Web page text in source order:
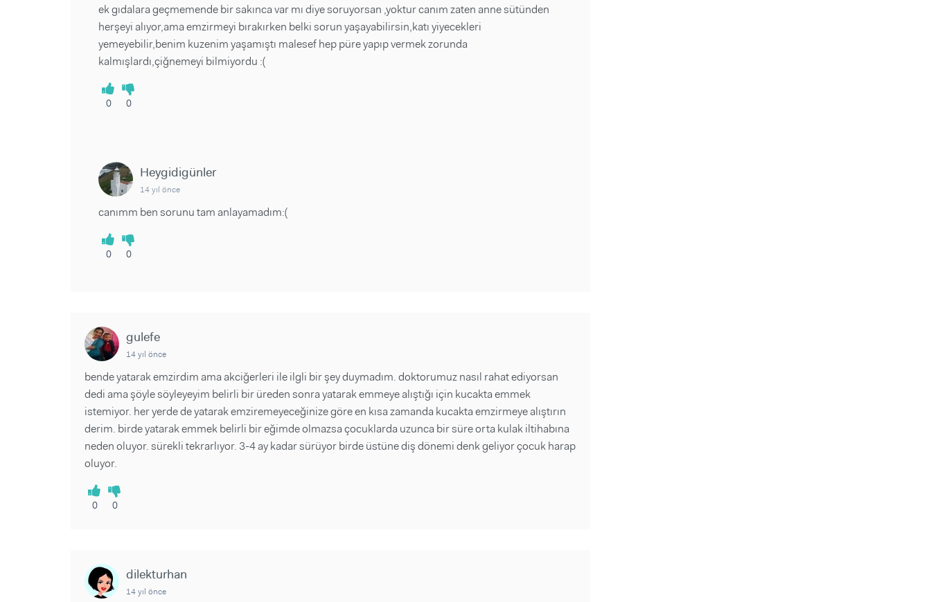
ek gıdalara geçmemende bir sakınca var mı diye soruyorsan ,yoktur canım zaten anne sütünden
herşeyi alıyor,ama emzirmeyi bırakırken belki sorun yaşayabilirsin,katı yiyecekleri
yemeyebilir,benim kuzenim yaşamıştı malesef hep püre yapıp vermek zorunda
kalmışlardı,çiğnemeyi bilmiyordu :(
0 0
Heygidigünler
14 yıl önce
canımm ben sorunu tam anlayamadım:(
0 0
gulefe
14 yıl önce
bende yatarak emzirdim ama akciğerleri ile ilgli bir şey duymadım. doktorumuz nasıl rahat ediyorsan
dedi ama şöyle söyleyeyim belirli bir üreden sonra yatarak emmeye alıştığı için kucakta emmek
istemiyor. her yerde de yatarak emziremeyeceğinize göre en kısa zamanda kucakta emzirmeye alıştırın
derim. birde yatarak emmek belirli bir eğimde olmazsa çocuklarda uzunca bir süre orta kulak iltihabına
neden oluyor. sürekli tekrarlıyor. 3-4 ay kadar sürüyor birde üstüne diş dönemi denk geliyor çocuk harap
oluyor.
0 0
dilekturhan
14 yıl önce